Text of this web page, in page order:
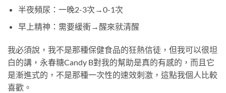
半夜頻尿：一晚2-3次→0-1次
早上精神：需要緩衝→醒來就清醒
我必須說，我不是那種保健食品的狂熱信徒，但我可以很坦
白的講，永春糖Candy B對我的幫助是真的有感的，而且它
是漸進式的，不是那種一次性的速效刺激，這點我個人比較
喜歡。